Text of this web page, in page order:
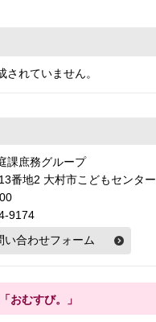
れていません。
課庶務グループ
番地2 大村市こどもセンター
9174
おむすび。」